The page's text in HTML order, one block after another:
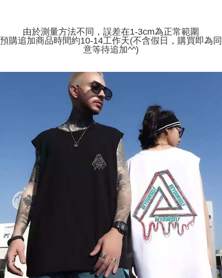
1. 分割払いの金額は電信請求書に統合されず、「OP Pay Later」は毎月の
締め日後に支払いリマインダーのSMSを送信します。
2. SMSのリンクを通じて請求書を開いた後、「コンビニバーコード／台湾
大直営店舗／銀行振込／街口支払い／iPASS MONEY」などのチャネルで
1. 本サービスは「台湾大哥大株式会社」（以下「当社」といいます）によ
って提供され、ユーザーが取引時に本サービスを通じて商品やサービスを
購入できるようにし、店舗が売買／分割払い売買の債権を当社に譲渡した
後、契約に基づいて当社の請求書で帳款を支払うことになります。
2. 「OP Pay Later」を利用する契約関係の目的から、店舗はあなたの個人
情報（名前、電話または住所を含む）を台湾大哥大に提供し、収集、処理
および利用するために、当社があなた本人と分割請求書に必要な情報の確
認、照合および修正を行います。
3. 完全なユーザーサービス規約については、以下のリンクを参照してくだ
https://oppay.tw/userRule
代金納付期限は最短で 14 日以内ですので、ご注意ください。AFTEE アプ
リをダウンロードして AFTEE 会員になるとお支払い期限を最長 45 日以内
とに計算されます。AFTEEで注文すると、商品を受け取るまで支払い期限
を延長できますが、商品を期限内に受け取れない場合があります（例：予
約商品や商品到着日が比較的遅い商品）。そのため、商品到着の有無に関
わらず、AFTEEで指定された期限内にお支払いください。
1.初回 AFTEEを ご利用の際に、認証結果及び当社の審査の結果に基づ
き、限度額が設定されます。
2.決済金額は最低NT$20です。
3.現在、台湾の会員のみご利用いただけます。
三、利用規約「AFTEE代金後払い」（以下当サービスという）はネットプ
ロテクションズ（以下 AFTEE という）が提供し、AFTEEが代金を徴収し
ます。当サービスご利用の際に提供しなければならない個人情報（注文者
の氏名、電話番号、受取人の氏名、電話番号、受取人住所を含むがこれに
限らない）は、AFTEEに渡され当サービスで必要な範囲内で利用されま
す。AFTEEの個人情報の収集、処理、利用について、詳細はAFTEE公式ホ
ームページの『個人情報の収集、処理及び利用に関する声明』をご参照く
ださい（
https://aftee.tw/privacypolicy/ ）。
AFTEEの初回ご利用の際に、審査を通過すれば、最高額がNT$10,000にな
ります。支払い期限を過ぎた場合、その金額に基づいて年利20%の遅延滞
納金が加算されます。未成年の利用者は、事前に法定代理人または後見人
7-11取貨付款
配送毎にNT$45、NT$499以上で送料無料
配送毎にNT$45、NT$499以上で送料無料
配送毎にNT$70、NT$499以上で送料無料
由於測量方法不同，誤差在1-3cm為正常範圍
預購追加商品時間約10-14工作天(不含假日，購買即為同
意等待追加^^)